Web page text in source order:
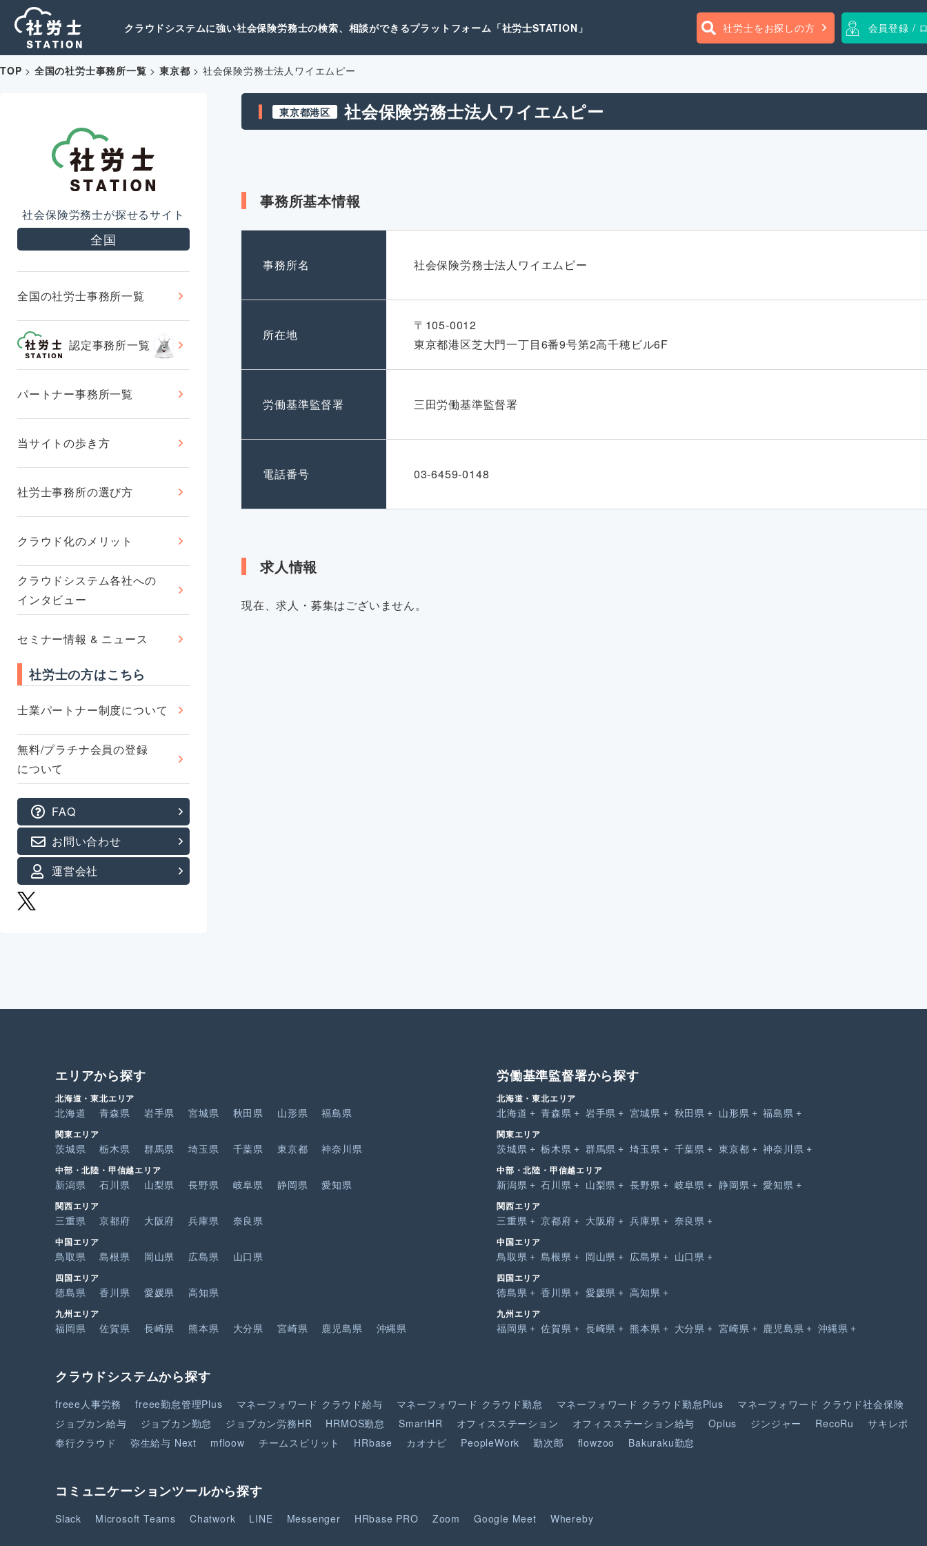
クラウドシステムに強い社会保険労務士の検索、相談ができるプラットフォーム「社労士STATION」 社労士をお探しの方 会員登録 /
TOP > 全国の社労士事務所一覧 >東京都 > 社会保険労務士法人ワイエムピー
社会保険労務士が探せるサイト
全国
全国の社労士事務所一覧
認定事務所一覧
パートナー事務所一覧
当サイトの歩き方
社労士事務所の選び方
クラウド化のメリット
クラウドシステム各社への
インタビュー
セミナー情報 & ニュース
社労士の方はこちら
士業パートナー制度について
無料/プラチナ会員の登録
について
FAQ
お問い合わせ
運営会社
東京都港区 社会保険労務士法人ワイエムピー
事務所基本情報
事務所名 社会保険労務士法人ワイエムピー
所在地
〒105-0012
東京都港区芝大門一丁目6番9号第2高千穂ビル6F
労働基準監督署 三田労働基準監督署
電話番号 03-6459-0148
求人情報
現在、求人・募集はございません。
エリアから探す
北海道・東北エリア
北海道 青森県 岩手県 宮城県 秋田県 山形県 福島県
関東エリア
茨城県 栃木県 群馬県 埼玉県 千葉県 東京都 神奈川県
中部・北陸・甲信越エリア
新潟県 石川県 山梨県 長野県 岐阜県 静岡県 愛知県
関西エリア
三重県 京都府 大阪府 兵庫県 奈良県
中国エリア
鳥取県 島根県 岡山県 広島県 山口県
四国エリア
徳島県 香川県 愛媛県 高知県
九州エリア
福岡県 佐賀県 長崎県 熊本県 大分県 宮崎県 鹿児島県 沖縄県
労働基準監督署から探す
北海道・東北エリア
北海道 青森県 岩手県 宮城県 秋田県 山形県 福島県
関東エリア
茨城県 栃木県 群馬県 埼玉県 千葉県 東京都 神奈川県
中部・北陸・甲信越エリア
新潟県 石川県 山梨県 長野県 岐阜県 静岡県 愛知県
関西エリア
三重県 京都府 大阪府 兵庫県 奈良県
中国エリア
鳥取県 島根県 岡山県 広島県 山口県
四国エリア
徳島県 香川県 愛媛県 高知県
九州エリア
福岡県 佐賀県 長崎県 熊本県 大分県 宮崎県 鹿児島県 沖縄県
クラウドシステムから探す
freee人事労務 freee勤怠管理Plus マネーフォワード クラウド給与 マネーフォワード クラウド勤怠 マネーフォワード クラウド勤怠Plus マネーフォワード クラウド社会保険
ジョブカン給与
ジョブカン勤怠 ジョブカン労務HR HRMOS勤怠 SmartHR オフィスステーション オフィスステーション給与 Oplus ジンジャー RecoRu
サキレポ
奉行クラウド
弥生給与 Next mfloow チームスピリット HRbase カオナビ PeopleWork 勤次郎 flowzoo Bakuraku勤怠
コミュニケーションツールから探す
Slack Microsoft Teams Chatwork LINE Messenger HRbase PRO Zoom Google Meet Whereby